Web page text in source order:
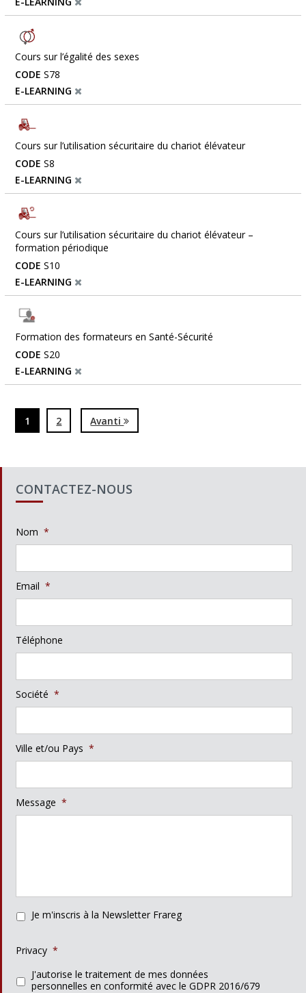
Cours sur l’égalité des sexes
CODE S78
E-LEARNING
Cours sur l’utilisation sécuritaire du chariot élévateur
CODE S8
E-LEARNING
Cours sur l’utilisation sécuritaire du chariot élévateur –
formation périodique
CODE S10
E-LEARNING
Formation des formateurs en Santé-Sécurité
CODE S20
E-LEARNING
1 2 Avanti
CONTACTEZ-NOUS
Nom *
Email *
Téléphone
Société *
Ville et/ou Pays *
Message *
Je m'inscris à la Newsletter Frareg
Privacy *
J'autorise le traitement de mes données
personnelles en conformité avec le GDPR 2016/679